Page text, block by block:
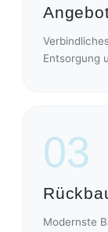
Entsorgung
03
Modernste